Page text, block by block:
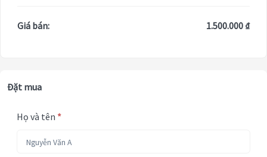
Giá bán: 1.500.000 ₫
Đặt mua
Họ và tên *